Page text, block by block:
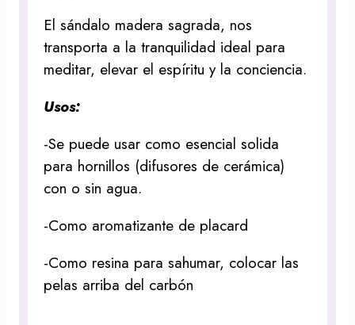
El sándalo madera sagrada, nos
transporta a la tranquilidad ideal para
meditar, elevar el espíritu y la conciencia.
Usos:
-Se puede usar como esencial solida
para hornillos (difusores de cerámica)
con o sin agua.
-Como aromatizante de placard
-Como resina para sahumar, colocar las
pelas arriba del carbón